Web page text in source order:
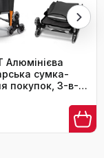
по
Алюмінієва
сумка-
покупок, 3-в-1,
сходами, 6
місткість,
з